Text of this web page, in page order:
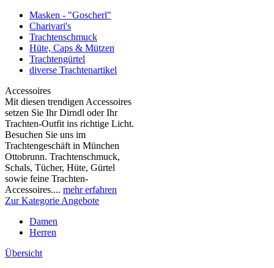
Masken - "Goscherl"
Charivari's
Trachtenschmuck
Hüte, Caps & Mützen
Trachtengürtel
diverse Trachtenartikel
Accessoires
Mit diesen trendigen Accessoires
setzen Sie Ihr Dirndl oder Ihr
Trachten-Outfit ins richtige Licht.
Besuchen Sie uns im
Trachtengeschäft in München
Ottobrunn. Trachtenschmuck,
Schals, Tücher, Hüte, Gürtel
sowie feine Trachten-
Accessoires.... mehr erfahren
Zur Kategorie Angebote
Damen
Herren
Übersicht